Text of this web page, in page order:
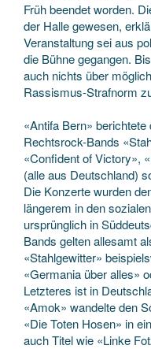
Früh beendet worden.
der Halle gewesen,
Veranstaltung sei aus
die Bühne gegangen.
auch nichts über
Rassismus-Strafnorm
«Antifa Bern»
Rechtsrock-Bands
«Confident of Victory»,
(alle aus Deutschland)
Die Konzerte wurden
längerem in den
ursprünglich in
Bands gelten allesamt
«Stahlgewitter»
«Germania über alles»
Letzteres ist in
«Amok» wandelte den
«Die Toten Hosen» in
auch Titel wie «Linke